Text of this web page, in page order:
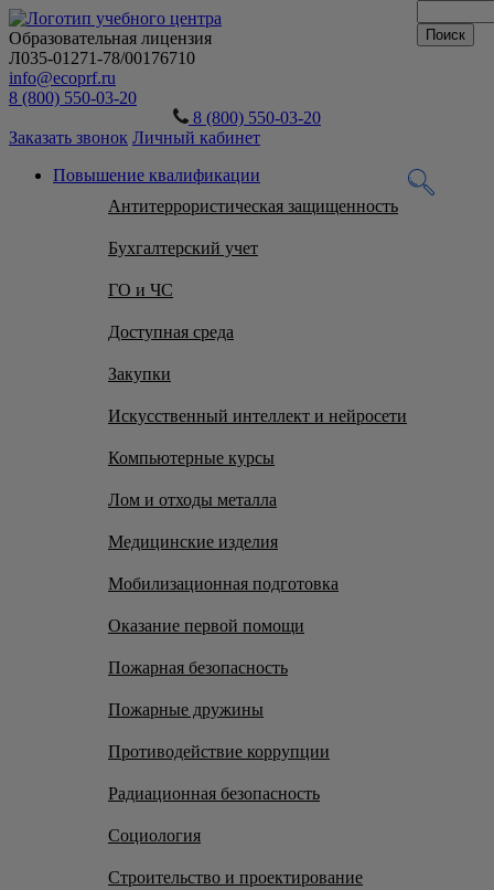
Образовательная лицензия
Л035-01271-78/00176710
info@ecoprf.ru
8 (800) 550-03-20
8 (800) 550-03-20
Заказать звонок Личный кабинет
Повышение квалификации
Антитеррористическая защищенность
Бухгалтерский учет
ГО и ЧС
Доступная среда
Закупки
Искусственный интеллект и нейросети
Компьютерные курсы
Лом и отходы металла
Медицинские изделия
Мобилизационная подготовка
Оказание первой помощи
Пожарная безопасность
Пожарные дружины
Противодействие коррупции
Радиационная безопасность
Социология
Строительство и проектирование